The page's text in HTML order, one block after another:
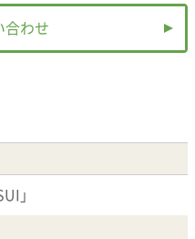
合わせ
」